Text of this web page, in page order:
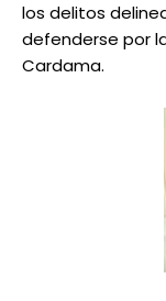
los delitos
defenderse por
Cardama.